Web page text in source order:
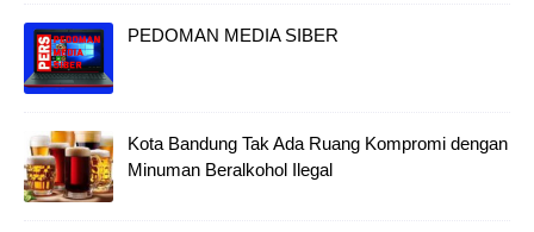
PEDOMAN MEDIA SIBER
Kota Bandung Tak Ada Ruang Kompromi dengan
Minuman Beralkohol Ilegal